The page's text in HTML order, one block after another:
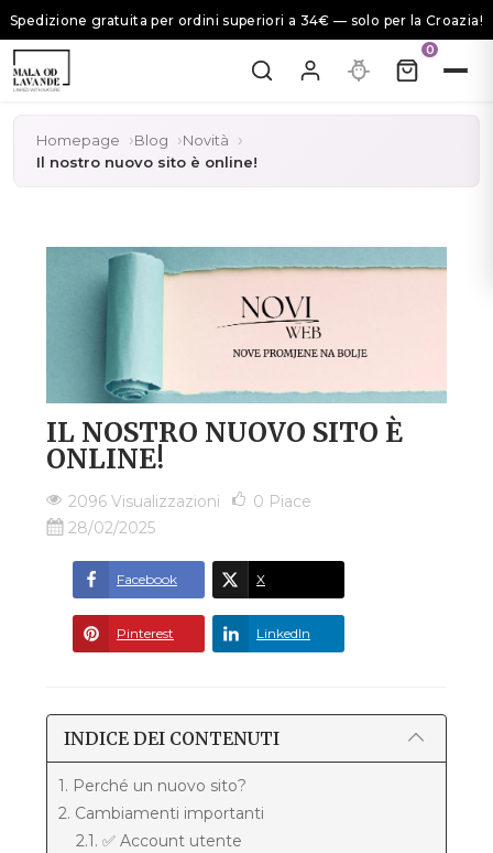
Spedizione gratuita per ordini superiori a 34€ — solo per la Croazia!
0
Homepage Blog
Novità
Il nostro nuovo sito è online!
IL NOSTRO NUOVO SITO È
ONLINE!
2096 Visualizzazioni 0 Piace
28/02/2025
Facebook X
Pinterest LinkedIn
INDICE DEI CONTENUTI
1. Perché un nuovo sito?
2. Cambiamenti importanti
2.1. ✅ Account utente